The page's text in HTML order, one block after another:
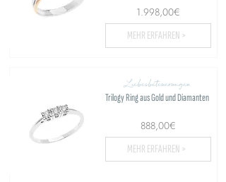
1.998,00€
MEHR ERFAHREN >
Liebesbeteuerungen
Trilogy Ring aus Gold und Diamanten
888,00€
MEHR ERFAHREN >